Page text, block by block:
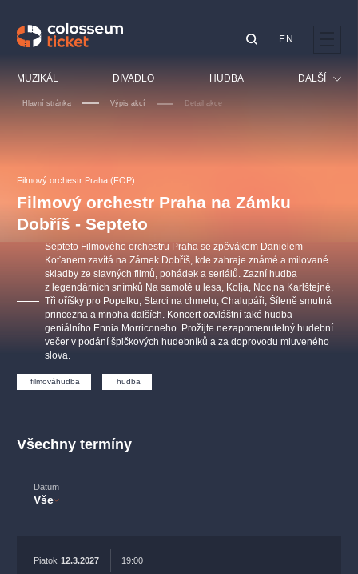
MUZIKÁL DIVADLO HUDBA DALŠÍ
Prohlídky
Ostatní
EN
Hlavní stránka Výpis akcí Detail akce
Filmový orchestr Praha (FOP)
Filmový orchestr Praha na Zámku
Dobříš - Septeto
Septeto Filmového orchestru Praha se zpěvákem Danielem
Koťanem zavítá na Zámek Dobříš, kde zahraje známé a milované
skladby ze slavných filmů, pohádek a seriálů. Zazní hudba
z legendárních snímků Na samotě u lesa, Kolja, Noc na Karlštejně,
Tři oříšky pro Popelku, Starci na chmelu, Chalupáři, Šíleně smutná
princezna a mnoha dalších. Koncert ozvláštní také hudba
geniálního Ennia Morriconeho. Prožijte nezapomenutelný hudební
večer v podání špičkových hudebníků a za doprovodu mluveného
slova.
filmováhudba hudba
Všechny termíny
Datum
Vše
Piatok 12.3.2027 19:00
OBYČEJNÁ HOLKA
Agentura 44, s.r.o.
Pink Panther Agency,
s.r.o.
Ostatní hledají
muzikálypraha
Nejnavštěvovanější
muzikálypraha
filmováhudba státníopera